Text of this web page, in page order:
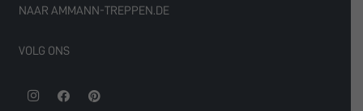
NAAR AMMANN-TREPPEN.DE
VOLG ONS